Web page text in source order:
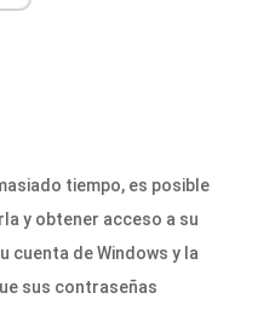
tiempo, es posible
y obtener acceso a su
cuenta de Windows y la
sus contraseñas